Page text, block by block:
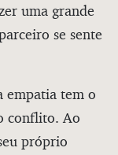
uma grande
se sente
empatia tem o
conflito. Ao
próprio